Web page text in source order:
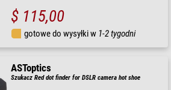
$ 115,00
gotowe do wysyłki w 1-2 tygodni
ASToptics
Szukacz Red dot finder for DSLR camera hot shoe